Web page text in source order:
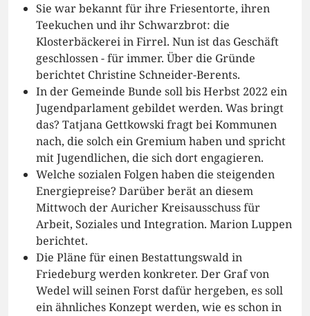
Sie war bekannt für ihre Friesentorte, ihren
Teekuchen und ihr Schwarzbrot: die
Klosterbäckerei in Firrel. Nun ist das Geschäft
geschlossen - für immer. Über die Gründe
berichtet Christine Schneider-Berents.
In der Gemeinde Bunde soll bis Herbst 2022 ein
Jugendparlament gebildet werden. Was bringt
das? Tatjana Gettkowski fragt bei Kommunen
nach, die solch ein Gremium haben und spricht
mit Jugendlichen, die sich dort engagieren.
Welche sozialen Folgen haben die steigenden
Energiepreise? Darüber berät an diesem
Mittwoch der Auricher Kreisausschuss für
Arbeit, Soziales und Integration. Marion Luppen
berichtet.
Die Pläne für einen Bestattungswald in
Friedeburg werden konkreter. Der Graf von
Wedel will seinen Forst dafür hergeben, es soll
ein ähnliches Konzept werden, wie es schon in